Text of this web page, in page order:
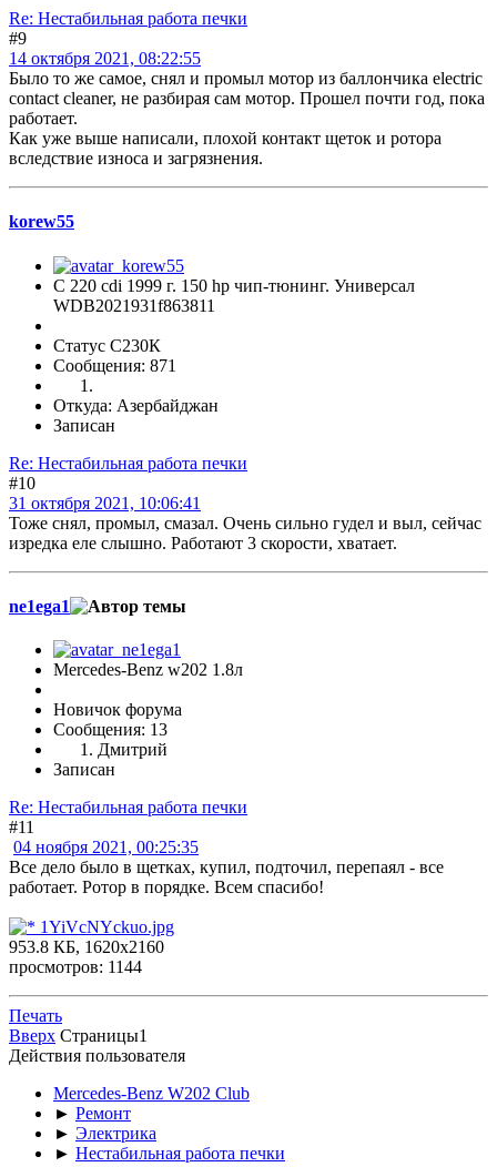
Re: Нестабильная работа печки
#9
14 октября 2021, 08:22:55
Было то же самое, снял и промыл мотор из баллончика electric
contact cleaner, не разбирая сам мотор. Прошел почти год, пока
работает.
Как уже выше написали, плохой контакт щеток и ротора
вследствие износа и загрязнения.
korew55
C 220 cdi 1999 г. 150 hp чип-тюнинг. Универсал
WDB2021931f863811
Статус С230К
Сообщения: 871
Откуда: Азербайджан
Записан
Re: Нестабильная работа печки
#10
31 октября 2021, 10:06:41
Тоже снял, промыл, смазал. Очень сильно гудел и выл, сейчас
изредка еле слышно. Работают 3 скорости, хватает.
ne1ega1
Mercedes-Benz w202 1.8л
Новичок форума
Сообщения: 13
Дмитрий
Записан
Re: Нестабильная работа печки
#11
04 ноября 2021, 00:25:35
Все дело было в щетках, купил, подточил, перепаял - все
работает. Ротор в порядке. Всем спасибо!
1YiVcNYckuo.jpg
953.8 КБ, 1620x2160
просмотров: 1144
Печать
Вверх Страницы1
Действия пользователя
Mercedes-Benz W202 Club
► Ремонт
► Электрика
► Нестабильная работа печки